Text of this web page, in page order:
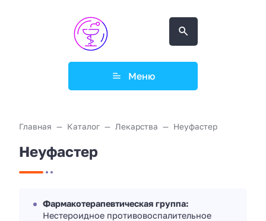
Меню
Главная Каталог Лекарства Неуфастер
Неуфастер
Фармакотерапевтическая группа:
Нестероидное противовоспалительное